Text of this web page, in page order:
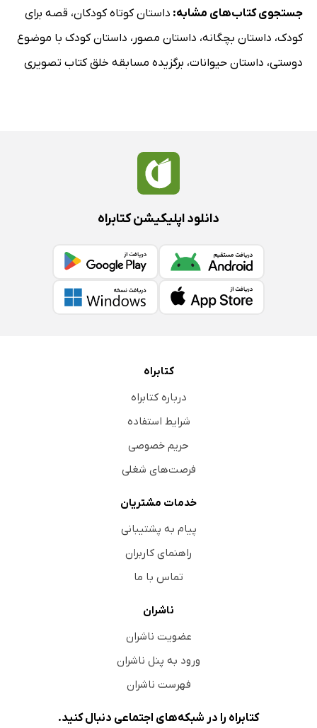
جستجوی کتاب‌های مشابه: داستان کوتاه کودکان، قصه برای
کودک، داستان بچگانه، داستان مصور ، داستان کودک با موضوع
دوستی، داستان حیوانات، برگزیده مسابقه خلق کتاب تصویری
دانلود اپلیکیشن کتابراه
کتابراه
درباره کتابراه
شرایط استفاده
حریم خصوصی
فرصت‌های شغلی
خدمات مشتریان
پیام به پشتیبانی
راهنمای کاربران
تماس با ما
ناشران
عضویت ناشران
ورود به پنل ناشران
فهرست ناشران
کتابراه را در شبکه‌های اجتماعی دنبال کنید.